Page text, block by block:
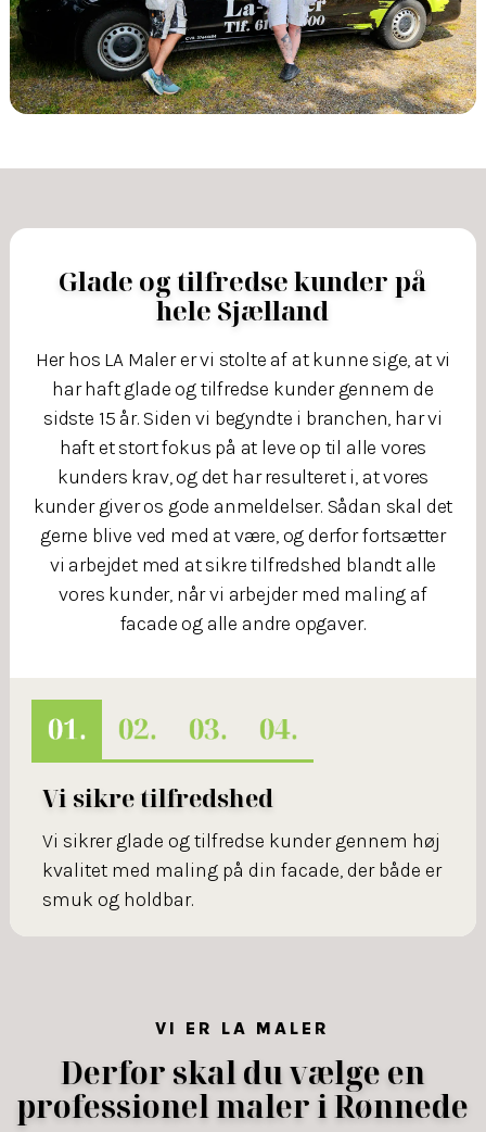
Glade og tilfredse kunder på
hele Sjælland
Her hos LA Maler er vi stolte af at kunne sige, at vi
har haft glade og tilfredse kunder gennem de
sidste 15 år. Siden vi begyndte i branchen, har vi
haft et stort fokus på at leve op til alle vores
kunders krav, og det har resulteret i, at vores
kunder giver os gode anmeldelser. Sådan skal det
gerne blive ved med at være, og derfor fortsætter
vi arbejdet med at sikre tilfredshed blandt alle
vores kunder, når vi arbejder med maling af
facade og alle andre opgaver.
Vi sikre tilfredshed
Vi sikrer glade og tilfredse kunder gennem høj
kvalitet med maling på din facade, der både er
smuk og holdbar.
VI ER LA MALER
Derfor skal du vælge en
professionel maler i Rønnede